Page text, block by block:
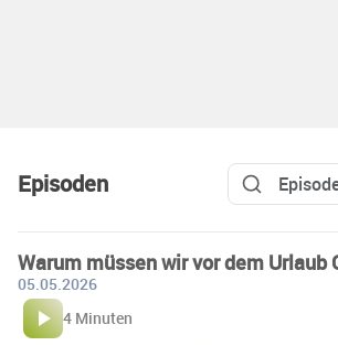
Episoden
Warum müssen wir vor dem Urlaub
05.05.2026
4 Minuten